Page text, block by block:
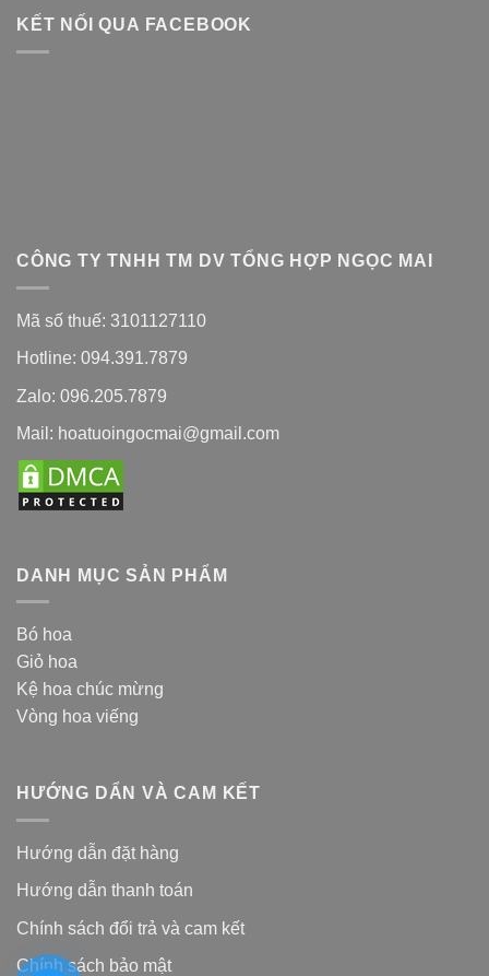
KẾT NỐI QUA FACEBOOK
CÔNG TY TNHH TM DV TỔNG HỢP NGỌC MAI
Mã số thuế: 3101127110
Hotline: 094.391.7879
Zalo: 096.205.7879
Mail: hoatuoingocmai@gmail.com
DANH MỤC SẢN PHẨM
Bó hoa
Giỏ hoa
Kệ hoa chúc mừng
Vòng hoa viếng
HƯỚNG DẨN VÀ CAM KẾT
Hướng dẫn đặt hàng
Hướng dẫn thanh toán
Chính sách đổi trả và cam kết
Chính sách bảo mật